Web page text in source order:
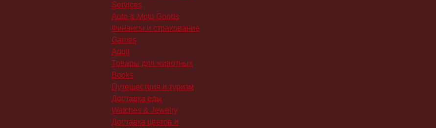
Services
Auto & Moto Goods
Финансы и страхование
Games
Adult
Товары для животных
Books
Путешествия и туризм
Доставка еды
Watches & Jewelry
Доставка цветов и